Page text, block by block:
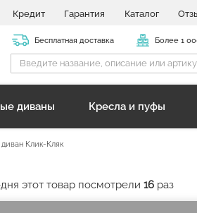
Кредит Гарантия Каталог
Бесплатная доставка Более 1
диваны Кресла и пуфы
Клик-Кляк
этот товар посмотрели16 раз